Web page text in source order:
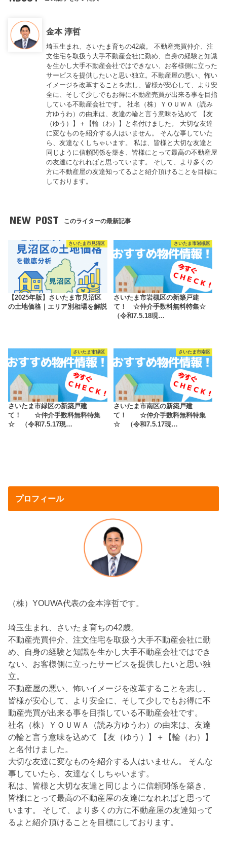
金本 淳哲
埼玉生まれ、さいたま育ちの42歳。 不動産売買仲介、注
文住宅を取扱う大手不動産会社に勤め、自身の経験と知識
を生かし大手不動産会社ではできない、お客様側に立った
サービスを提供したいと思い独立。不動産屋の悪い、怖い
イメージを改革することを志し、皆様が安心して、より安
全に、そして少しでもお得に不動産売買が出来る事を目指
している不動産会社です。 社名（株）ＹＯＵＷＡ（読み
方ゆうわ）の由来は、友達の輪と言う意味を込めて 【友
（ゆう）】＋【輪（わ）】と名付けました。 大切な友達
に変なものを紹介する人はいません。 そんな事していた
ら、友達なくしちゃいます。 私は、皆様と大切な友達と
同じように信頼関係を築き、皆様にとって最高の不動産屋
の友達になれればと思っています。 そして、より多くの
方に不動産屋の友達知ってるよと紹介頂けることを目標に
しております。
NEW POST このライターの最新記事
さいたま市見沼区
【2025年版】さいたま市見沼区
の土地価格｜エリア別相場を解説
さいたま市岩槻区
さいたま市岩槻区の新築戸建
て！ ☆仲介手数料無料特集☆
（令和7.5.18現…
さいたま市緑区
さいたま市緑区の新築戸建
て！ ☆仲介手数料無料特集
☆ （令和7.5.17現…
さいたま市南区
さいたま市南区の新築戸建
て！ ☆仲介手数料無料特集
☆ （令和7.5.17現…
プロフィール
（株）YOUWA代表の金本淳哲です。
埼玉生まれ、さいたま育ちの42歳。
不動産売買仲介、注文住宅を取扱う大手不動産会社に勤
め、自身の経験と知識を生かし大手不動産会社ではでき
ない、お客様側に立ったサービスを提供したいと思い独
立。
不動産屋の悪い、怖いイメージを改革することを志し、
皆様が安心して、より安全に、そして少しでもお得に不
動産売買が出来る事を目指している不動産会社です。
社名（株）ＹＯＵＷＡ（読み方ゆうわ）の由来は、友達
の輪と言う意味を込めて 【友（ゆう）】＋【輪（わ）】
と名付けました。
大切な友達に変なものを紹介する人はいません。 そんな
事していたら、友達なくしちゃいます。
私は、皆様と大切な友達と同じように信頼関係を築き、
皆様にとって最高の不動産屋の友達になれればと思って
います。 そして、より多くの方に不動産屋の友達知って
るよと紹介頂けることを目標にしております。